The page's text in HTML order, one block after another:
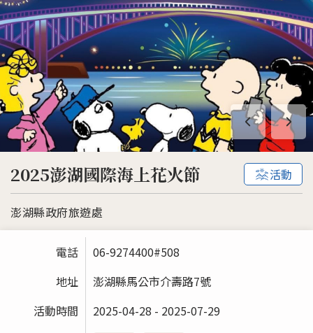
2025澎湖國際海上花火節 活動
澎湖縣政府旅遊處
電話
06-9274400#508
地址
澎湖縣馬公市介壽路7號
活動時間
2025-04-28 - 2025-07-29